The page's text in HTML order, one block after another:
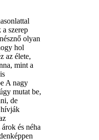
a szerep
olyan
hol
az élete,
mint a
A nagy
mutat be,
de
hívják
és néha